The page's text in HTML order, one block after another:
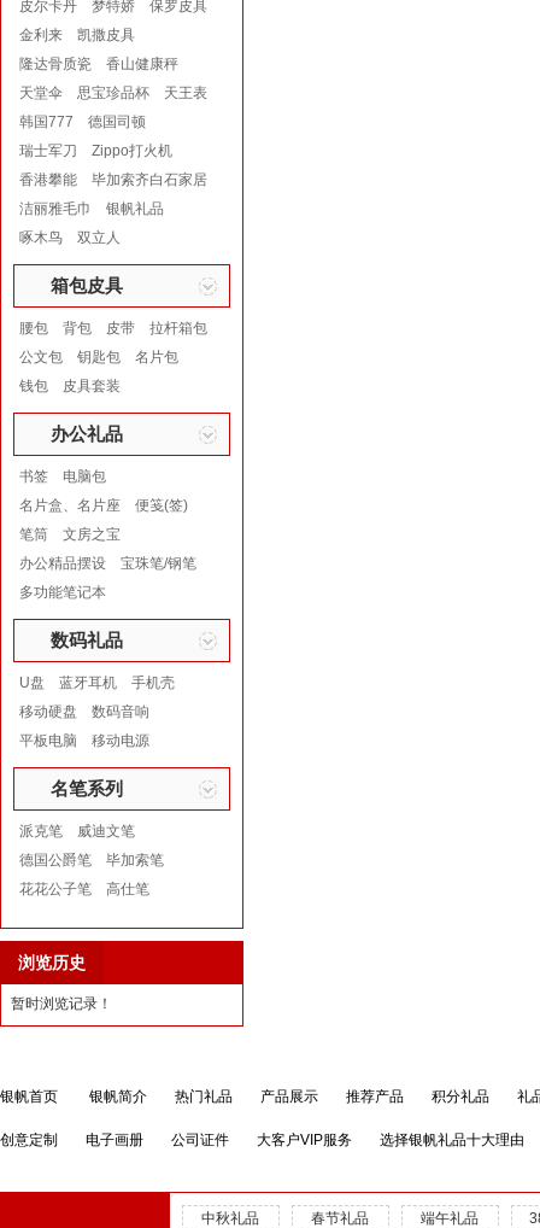
皮尔卡丹 梦特娇
保罗皮具
金利来
凯撒皮具
隆达骨质瓷
香山健康秤
天堂伞
思宝珍品杯
天王表
韩国777
德国司顿
瑞士军刀
Zippo打火机
香港攀能
毕加索齐白石家居
洁丽雅毛巾
银帆礼品
啄木鸟
双立人
箱包皮具
腰包 背包 皮带
拉杆箱包
公文包
钥匙包
名片包
钱包
皮具套装
办公礼品
书签
电脑包
名片盒、名片座
便笺(签)
笔筒
文房之宝
办公精品摆设
宝珠笔/钢笔
多功能笔记本
数码礼品
U盘 蓝牙耳机
手机壳
移动硬盘
数码音响
平板电脑
移动电源
名笔系列
派克笔
威迪文笔
德国公爵笔
毕加索笔
花花公子笔
高仕笔
浏览历史
暂时浏览记录！
银帆首页 银帆简介 热门礼品 产品展示 推荐产品 积分礼品 礼
创意定制 电子画册 公司证件 大客户VIP服务 选择银帆礼品十大理由
中秋礼品 春节礼品 端午礼品